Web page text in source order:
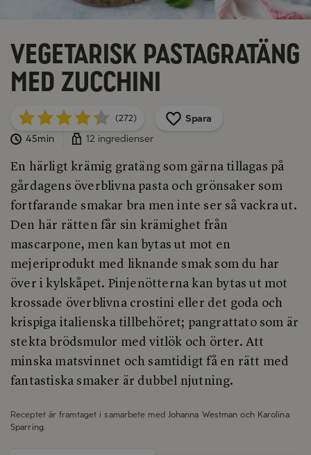
Vegetarisk pastagratäng
med zucchini
(272)
Spara
45min
12 ingredienser
En härligt krämig gratäng som gärna tillagas på
gårdagens överblivna pasta och grönsaker som
fortfarande smakar bra men inte ser så vackra ut.
Den här rätten får sin krämighet från
mascarpone, men kan bytas ut mot en
mejeriprodukt med liknande smak som du har
över i kylskåpet. Pinjenötterna kan bytas ut mot
krossade överblivna crostini eller det goda och
krispiga italienska tillbehöret; pangrattato som är
stekta brödsmulor med vitlök och örter. Att
minska matsvinnet och samtidigt få en rätt med
fantastiska smaker är dubbel njutning.
Receptet är framtaget i samarbete med Johanna Westman och Karolina
Sparring.